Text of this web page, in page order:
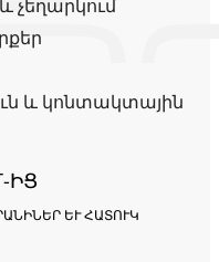
չեղարկում
և կոնտակտային
ԻՑ
ԵՒ ՀԱՏՈՒԿ Ա